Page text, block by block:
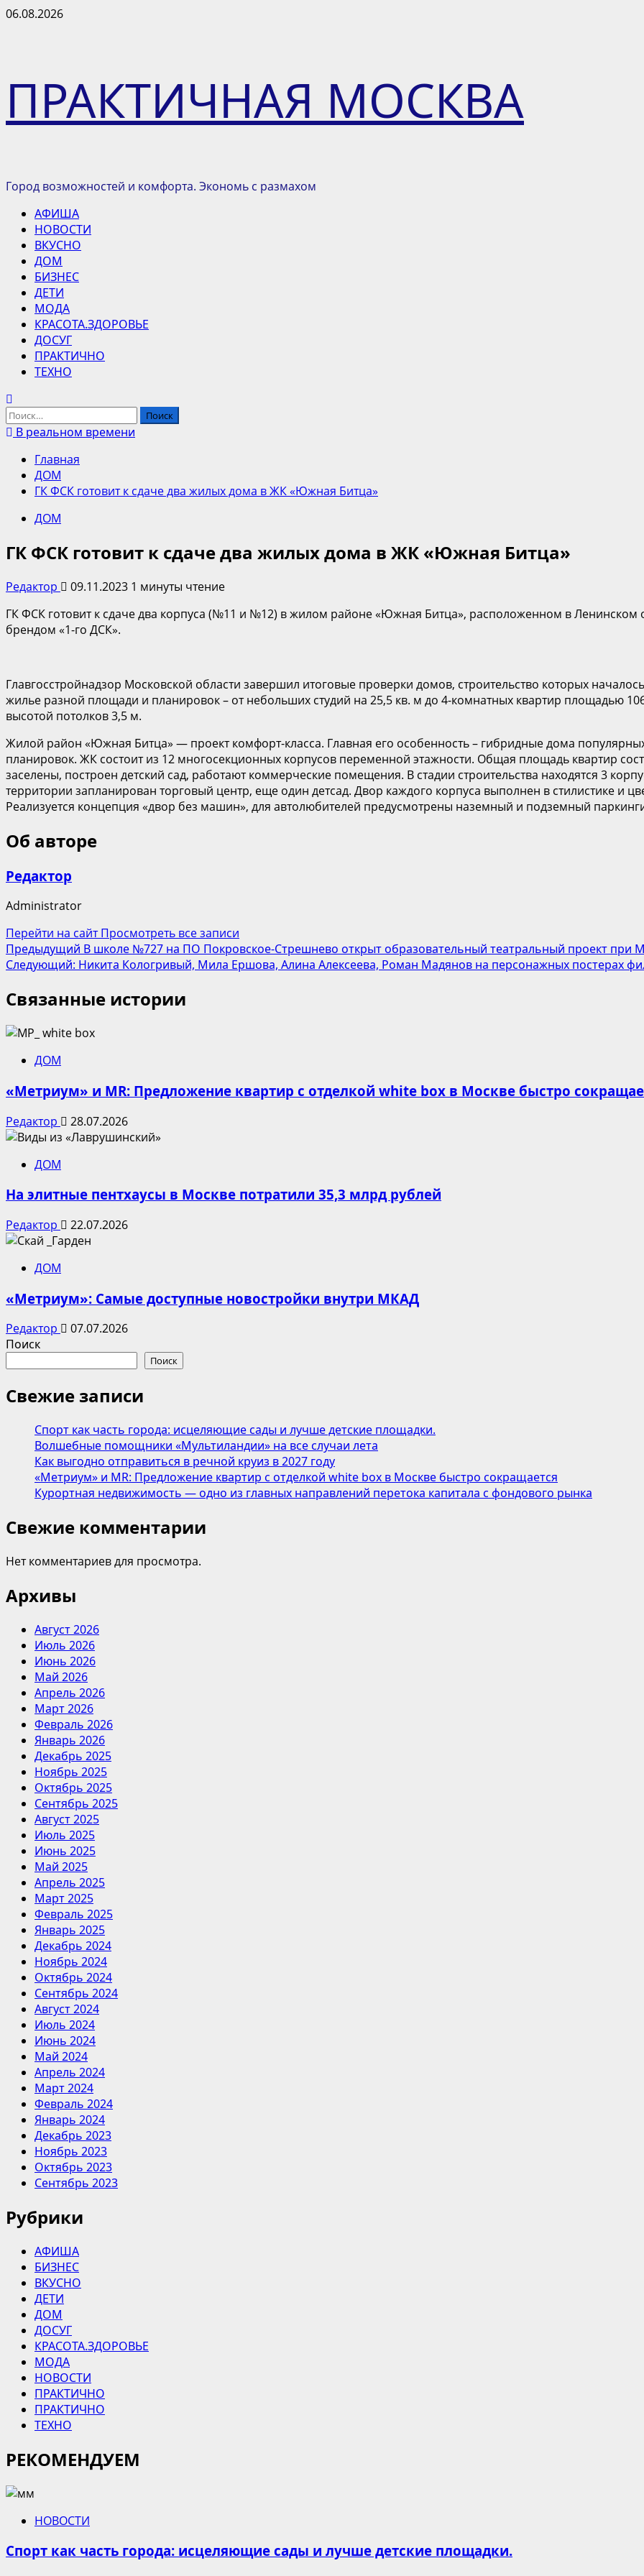
Перейти
06.08.2026
ПРАКТИЧНАЯ МОСКВА
Город возможностей и комфорта. Экономь с размахом
Основное
меню
АФИША
НОВОСТИ
ВКУСНО
ДОМ
БИЗНЕС
ДЕТИ
МОДА
КРАСОТА.ЗДОРОВЬЕ
ДОСУГ
ПРАКТИЧНО
ТЕХНО
Найти:
В реальном времени
Главная
ДОМ
ГК ФСК готовит к сдаче два жилых дома в ЖК «Южная Битца»
ДОМ
ГК ФСК готовит к сдаче два жилых дома в ЖК «Южная Битца»
Редактор 09.11.2023 1 минуты чтение
ГК ФСК готовит к сдаче два корпуса (№11 и №12) в жилом районе «Южная Битца», расположенном в Ленинском
брендом «1-го ДСК».
Главгосстройнадзор Московской области завершил итоговые проверки домов, строительство которых
жилье разной площади и планировок – от небольших студий на 25,5 кв. м до 4-комнатных квартир площадью
высотой потолков 3,5 м.
Жилой район «Южная Битца» — проект комфорт-класса. Главная его особенность – гибридные дома
планировок. ЖК состоит из 12 многосекционных корпусов переменной этажности. Общая площадь квартир
заселены, построен детский сад, работают коммерческие помещения. В стадии строительства находятся 3
территории запланирован торговый центр, еще один детсад. Двор каждого корпуса выполнен в стилистике и
Реализуется концепция «двор без машин», для автолюбителей предусмотрены наземный и подземный
Об авторе
Редактор
Administrator
Перейти на сайтПросмотреть все записи
Навигация
записи
Предыдущий В школе №727 на ПО Покровское-Стрешнево открыт образовательный театральный проект при
Следующий: Никита Кологривый, Мила Ершова, Алина Алексеева, Роман Мадянов на персонажных постерах
Связанные истории
ДОМ
«Метриум» и MR: Предложение квартир с отделкой white box в Москве быстро
Редактор 28.07.2026
ДОМ
На элитные пентхаусы в Москве потратили 35,3 млрд рублей
Редактор 22.07.2026
ДОМ
«Метриум»: Самые доступные новостройки внутри МКАД
Редактор
07.07.2026
Поиск
Поиск
Свежие записи
Спорт как часть города: исцеляющие сады и лучше детские площадки.
Волшебные помощники «Мультиландии» на все случаи лета
Как выгодно отправиться в речной круиз в 2027 году
«Метриум» и MR: Предложение квартир с отделкой white box в Москве быстро сокращается
Курортная недвижимость — одно из главных направлений перетока капитала с фондового рынка
Свежие комментарии
Нет комментариев для просмотра.
Архивы
Август 2026
Июль 2026
Июнь 2026
Май 2026
Апрель 2026
Март 2026
Февраль 2026
Январь 2026
Декабрь 2025
Ноябрь 2025
Октябрь 2025
Сентябрь 2025
Август 2025
Июль 2025
Июнь 2025
Май 2025
Апрель 2025
Март 2025
Февраль 2025
Январь 2025
Декабрь 2024
Ноябрь 2024
Октябрь 2024
Сентябрь 2024
Август 2024
Июль 2024
Июнь 2024
Май 2024
Апрель 2024
Март 2024
Февраль 2024
Январь 2024
Декабрь 2023
Ноябрь 2023
Октябрь 2023
Сентябрь 2023
Рубрики
АФИША
БИЗНЕС
ВКУСНО
ДЕТИ
ДОМ
ДОСУГ
КРАСОТА.ЗДОРОВЬЕ
МОДА
НОВОСТИ
ПРАКТИЧНО
ПРАКТИЧНО
ТЕХНО
РЕКОМЕНДУЕМ
НОВОСТИ
Спорт как часть города: исцеляющие сады и лучше детские площадки.